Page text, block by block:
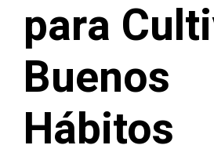
para
Buenos
Hábitos